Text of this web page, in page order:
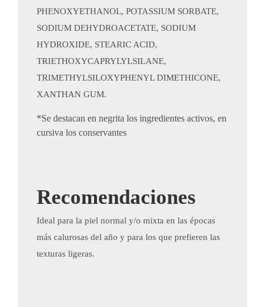
PHENOXYETHANOL, POTASSIUM SORBATE,
SODIUM DEHYDROACETATE, SODIUM
HYDROXIDE, STEARIC ACID,
TRIETHOXYCAPRYLYLSILANE,
TRIMETHYLSILOXYPHENYL DIMETHICONE,
XANTHAN GUM.
*Se destacan en negrita los ingredientes activos, en
cursiva los conservantes
Recomendaciones
Ideal para la piel normal y/o mixta en las épocas
más calurosas del año y para los que prefieren las
texturas ligeras​.